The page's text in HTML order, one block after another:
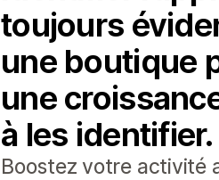
toujours
une boutique
une
à les identifier.
Boostez votre activité